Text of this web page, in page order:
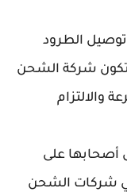
الطرود
تكون شركة الشحن
والالتزام
أصحابها على
شركات الشحن